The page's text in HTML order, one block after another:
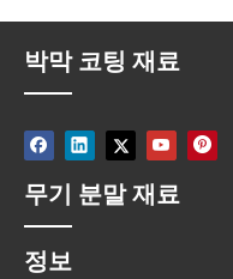
박막 코팅 재료
무기 분말 재료
정보